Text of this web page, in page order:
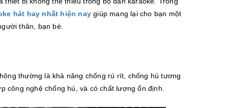
hát hay nhất hiện nay giúp mang lại cho bạn một
thân, bạn bè.
thường là khả năng chống rú rít, chống hú tương
công nghệ chống hú, và có chất lượng ổn định.